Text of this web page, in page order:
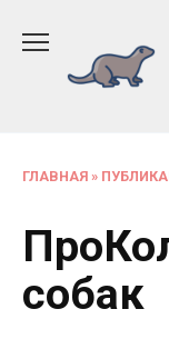
содержанию
ГЛАВНАЯ »
собак